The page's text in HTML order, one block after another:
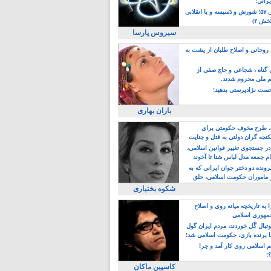
رویداد سال ۵۷؛ شورش و دَسیسه و یا انقلابی
۲)
سیروس پارسا
و اصلاح طلبان از پشت به
گناه ، شجاعی و حاج صفی از
ملی محروم شدند.
نژادپرستی بدهید!
باران بهاری
مخوف حکومتی برای
گران دولتی به قتل و جنایت
جستجوی تغییر قوانین اسلامی،
جمعه مدل لباس شنا تا آخوند
دو دختر جوان ایرانی که به
ماموران حکومت اسلامی، حلق
شکوه بختیاری
به تاریخچه میانه روی و اصلاح
اسلامی
گًل خوردند، مردم ایران گول
برنده بازی، حکومت اسلامی شد!
اسلامی روی کار آمد و چرا
کاسپین ماکان